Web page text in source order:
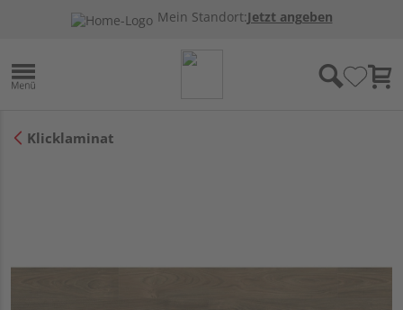
Mein Standort:Jetzt angeben
Klicklaminat